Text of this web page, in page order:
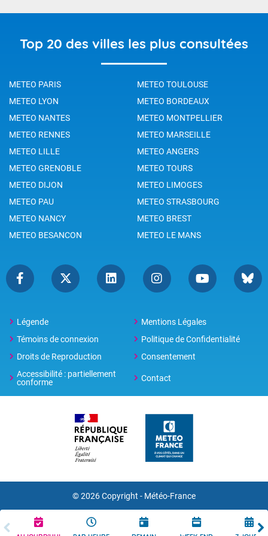
Top 20 des villes les plus consultées
METEO PARIS
METEO TOULOUSE
METEO LYON
METEO BORDEAUX
METEO NANTES
METEO MONTPELLIER
METEO RENNES
METEO MARSEILLE
METEO LILLE
METEO ANGERS
METEO GRENOBLE
METEO TOURS
METEO DIJON
METEO LIMOGES
METEO PAU
METEO STRASBOURG
METEO NANCY
METEO BREST
METEO BESANCON
METEO LE MANS
Légende
Mentions Légales
Témoins de connexion
Politique de Confidentialité
Droits de Reproduction
Consentement
Accessibilité : partiellement
conforme
Contact
© 2026 Copyright - Météo-France